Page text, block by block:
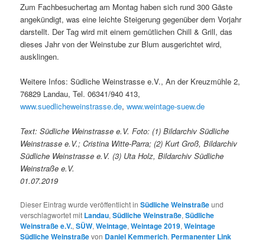
Zum Fachbesuchertag am Montag haben sich rund 300 Gäste
angekündigt, was eine leichte Steigerung gegenüber dem Vorjahr
darstellt. Der Tag wird mit einem gemütlichen Chill & Grill, das
dieses Jahr von der Weinstube zur Blum ausgerichtet wird,
ausklingen.
Weitere Infos: Südliche Weinstrasse e.V., An der Kreuzmühle 2,
76829 Landau, Tel. 06341/940 413,
www.suedlicheweinstrasse.de,www.weintage-suew.de
Text: Südliche Weinstrasse e.V. Foto: (1) Bildarchiv Südliche
Weinstrasse e.V.; Cristina Witte-Parra; (2) Kurt Groß, Bildarchiv
Südliche Weinstrasse e.V. (3) Uta Holz, Bildarchiv Südliche
Weinstraße e.V.
01.07.2019
Dieser Eintrag wurde veröffentlicht inSüdliche Weinstraßeund
verschlagwortet mit Landau,Südliche Weinstraße,Südliche
Weinstraße e.V.,SÜW,Weintage,Weintage 2019,Weintage
Südliche Weinstraßevon Daniel Kemmerich. Permanenter Link